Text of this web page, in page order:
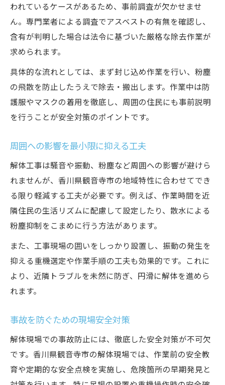
われているケースがあるため、事前調査が欠かせませ
ん。専門業者による調査でアスベストの有無を確認し、
含有が判明した場合は法令に基づいた厳格な除去作業が
求められます。
具体的な流れとしては、まず封じ込め作業を行い、粉塵
の飛散を防止したうえで除去・搬出します。作業中は防
護服やマスクの着用を徹底し、周囲の住民にも事前説明
を行うことが安全対策のポイントです。
周囲への影響を最小限に抑える工夫
解体工事は騒音や振動、粉塵など周囲への影響が避けら
れませんが、香川県観音寺市の地域特性に合わせてでき
る限り軽減する工夫が必要です。例えば、作業時間を近
隣住民の生活リズムに配慮して設定したり、散水による
粉塵抑制をこまめに行う方法があります。
また、工事現場の囲いをしっかり設置し、振動の発生を
抑える重機選定や作業手順の工夫も効果的です。これに
より、近隣トラブルを未然に防ぎ、円滑に解体を進めら
れます。
事故を防ぐための現場安全対策
解体現場での事故防止には、徹底した安全対策が不可欠
です。香川県観音寺市の解体現場では、作業前の安全教
育や定期的な安全点検を実施し、危険箇所の早期発見と